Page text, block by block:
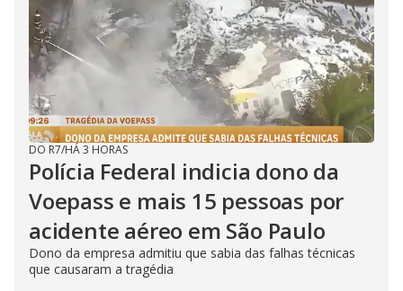
DO R7/HÁ 3 HORAS
Polícia Federal indicia dono da
Voepass e mais 15 pessoas por
acidente aéreo em São Paulo
Dono da empresa admitiu que sabia das falhas técnicas
que causaram a tragédia